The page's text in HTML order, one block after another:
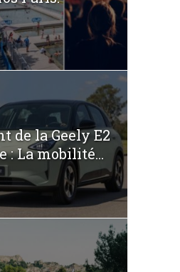
de la Geely E2
: La mobilité...